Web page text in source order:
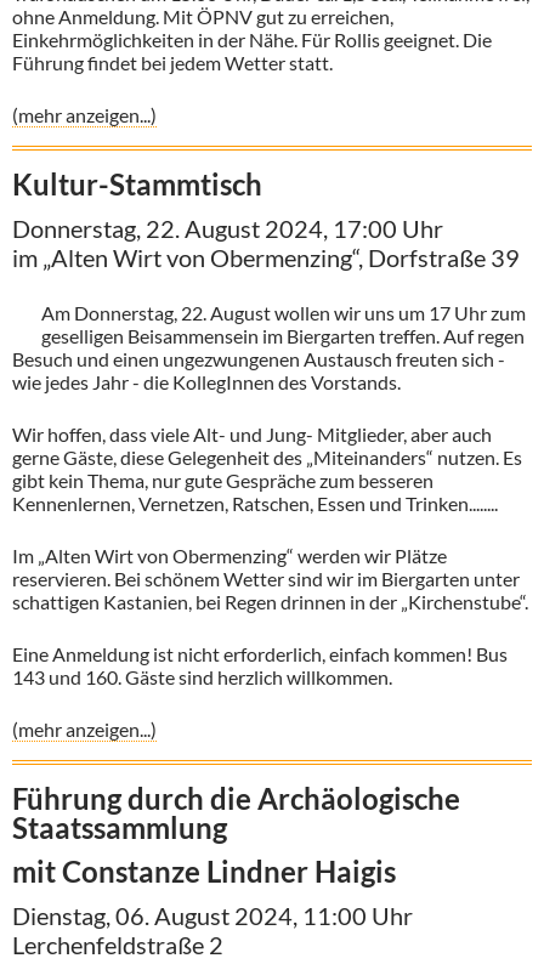
ohne Anmeldung. Mit ÖPNV gut zu erreichen,
Einkehrmöglichkeiten in der Nähe. Für Rollis geeignet. Die
Führung findet bei jedem Wetter statt.
(mehr anzeigen...)
Kultur-Stammtisch
Donnerstag, 22. August 2024, 17:00 Uhr
im „Alten Wirt von Obermenzing“, Dorfstraße 39
Am Donnerstag, 22. August wollen wir uns um 17 Uhr zum
geselligen Beisammensein im Biergarten treffen. Auf regen
Besuch und einen ungezwungenen Austausch freuten sich -
wie jedes Jahr - die KollegInnen des Vorstands.
Wir hoffen, dass viele Alt- und Jung- Mitglieder, aber auch
gerne Gäste, diese Gelegenheit des „Miteinanders“ nutzen. Es
gibt kein Thema, nur gute Gespräche zum besseren
Kennenlernen, Vernetzen, Ratschen, Essen und Trinken........
Im „Alten Wirt von Obermenzing“ werden wir Plätze
reservieren. Bei schönem Wetter sind wir im Biergarten unter
schattigen Kastanien, bei Regen drinnen in der „Kirchenstube“.
Eine Anmeldung ist nicht erforderlich, einfach kommen! Bus
143 und 160. Gäste sind herzlich willkommen.
(mehr anzeigen...)
Führung durch die Archäologische
Staatssammlung
mit Constanze Lindner Haigis
Dienstag, 06. August 2024, 11:00 Uhr
Lerchenfeldstraße 2